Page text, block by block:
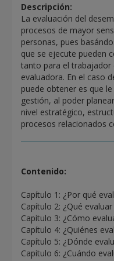
Descripción:
La evaluación del
procesos de mayor
personas, pues
que se ejecute pueden
tanto para el trabajador
evaluadora. En el caso
puede obtener es que
gestión, al poder
nivel estratégico,
procesos relacionados
Contenido:
Capítulo 1: ¿Por qué
Capítulo 2: ¿Qué
Capítulo 3: ¿Cómo
Capítulo 4: ¿Quiénes
Capítulo 5: ¿Dónde
Capítulo 6: ¿Cuándo